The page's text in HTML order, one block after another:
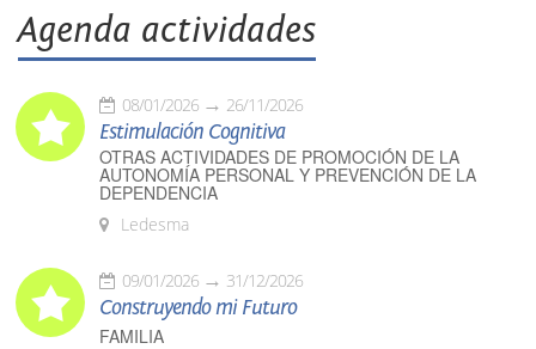
Agenda actividades
08/01/2026 26/11/2026
Estimulación Cognitiva
OTRAS ACTIVIDADES DE PROMOCIÓN DE LA
AUTONOMÍA PERSONAL Y PREVENCIÓN DE LA
DEPENDENCIA
Ledesma
09/01/2026 31/12/2026
Construyendo mi Futuro
FAMILIA